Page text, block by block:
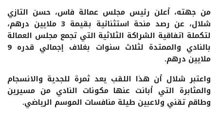
من جهته، أعلن رئيس مجلس عمالة فاس، حسن التازي
شلال، عن رصد منحة استثنائية بقيمة 3 ملايين درهم،
لتكملة اتفاقية الشراكة الثلاثية التي تجمع مجلس العمالة
بالنادي والممتدة لثلاث سنوات بغلاف إجمالي قدره 9
ملايين درهم.
واعتبر شلال أن هذا اللقب يعد ثمرة للجدية والانسجام
والمثابرة التي أبانت عنها مكونات النادي من مسيرين
وطاقم تقني ولاعبين طيلة منافسات الموسم الرياضي.